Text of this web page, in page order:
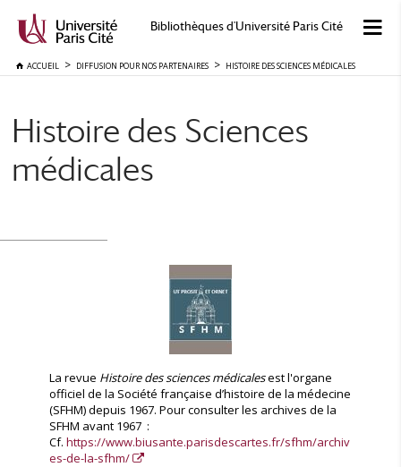
Bibliothèques d'Université Paris Cité
ACCUEIL DIFFUSION POUR NOS PARTENAIRES HISTOIRE DES SCIENCES MÉDICALES
Histoire des Sciences
médicales
La revue Histoire des sciences médicalesest l'organe
officiel de la Société française d’histoire de la médecine
(SFHM) depuis 1967. Pour consulter les archives de la
SFHM avant 1967 :
Cf.https://www.biusante.parisdescartes.fr/sfhm/archiv
es-de-la-sfhm/